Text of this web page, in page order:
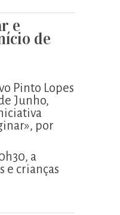
e
de
Pinto Lopes
Junho,
por
a
e crianças